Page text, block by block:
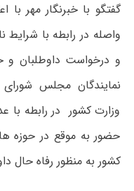
گفتگو با خبرنگار مهر با
واصله در رابطه با
و درخواست داوطلبان و
نمایندگان مجلس
وزارت کشور در رابطه با
حضور به موقع در حوزه­
کشور به منظور رفاه حال